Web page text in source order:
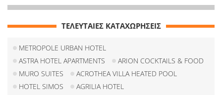
ΤΕΛΕΥΤΑΙΕΣ ΚΑΤΑΧΩΡΗΣΕΙΣ
METROPOLE URBAN HOTEL
ASTRA HOTEL APARTMENTS
ARION COCKTAILS & FOOD
MURO SUITES
ACROTHEA VILLA HEATED POOL
HOTEL SIMOS
AGRILIA HOTEL